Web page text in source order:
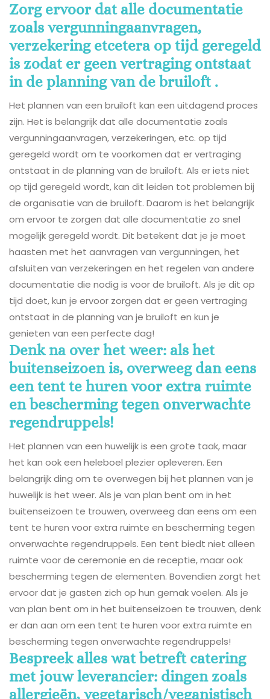
Zorg ervoor dat alle documentatie
zoals vergunningaanvragen,
verzekering etcetera op tijd geregeld
is zodat er geen vertraging ontstaat
in de planning van de bruiloft .
Het plannen van een bruiloft kan een uitdagend proces
zijn. Het is belangrijk dat alle documentatie zoals
vergunningaanvragen, verzekeringen, etc. op tijd
geregeld wordt om te voorkomen dat er vertraging
ontstaat in de planning van de bruiloft. Als er iets niet
op tijd geregeld wordt, kan dit leiden tot problemen bij
de organisatie van de bruiloft. Daarom is het belangrijk
om ervoor te zorgen dat alle documentatie zo snel
mogelijk geregeld wordt. Dit betekent dat je je moet
haasten met het aanvragen van vergunningen, het
afsluiten van verzekeringen en het regelen van andere
documentatie die nodig is voor de bruiloft. Als je dit op
tijd doet, kun je ervoor zorgen dat er geen vertraging
ontstaat in de planning van je bruiloft en kun je
genieten van een perfecte dag!
Denk na over het weer: als het
buitenseizoen is, overweeg dan eens
een tent te huren voor extra ruimte
en bescherming tegen onverwachte
regendruppels!
Het plannen van een huwelijk is een grote taak, maar
het kan ook een heleboel plezier opleveren. Een
belangrijk ding om te overwegen bij het plannen van je
huwelijk is het weer. Als je van plan bent om in het
buitenseizoen te trouwen, overweeg dan eens om een
tent te huren voor extra ruimte en bescherming tegen
onverwachte regendruppels. Een tent biedt niet alleen
ruimte voor de ceremonie en de receptie, maar ook
bescherming tegen de elementen. Bovendien zorgt het
ervoor dat je gasten zich op hun gemak voelen. Als je
van plan bent om in het buitenseizoen te trouwen, denk
er dan aan om een tent te huren voor extra ruimte en
bescherming tegen onverwachte regendruppels!
Bespreek alles wat betreft catering
met jouw leverancier: dingen zoals
allergieën, vegetarisch/veganistisch